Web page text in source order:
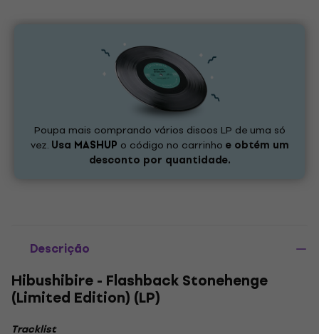
Poupa mais comprando vários discos LP de uma só
vez. Usa MASHUP o código no carrinho e obtém um
desconto por quantidade.
Descrição
Hibushibire - Flashback Stonehenge
(Limited Edition) (LP)
Tracklist